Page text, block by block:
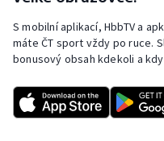
Rychlobruslení
Rychlostní kanoistika
Short track
S mobilní aplikací, HbbTV a
máte ČT sport vždy po ruce.
bonusový obsah kdekoli a